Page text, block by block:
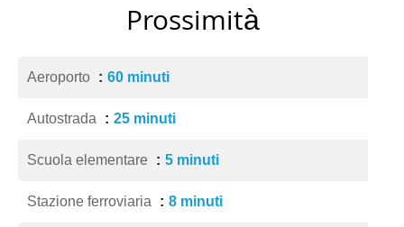
Prossimità
Aeroporto 60 minuti
Autostrada 25 minuti
Scuola elementare 5 minuti
Stazione ferroviaria 8 minuti